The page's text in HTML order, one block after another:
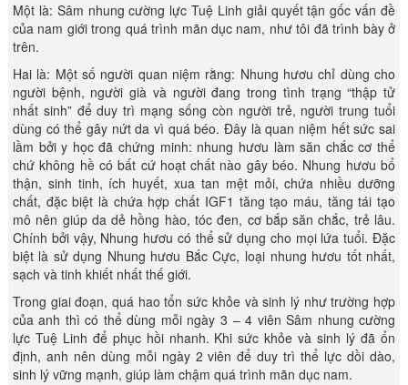
Một là: Sâm nhung cường lực Tuệ Linh giải quyết tận gốc vấn đề
của nam giới trong quá trình mãn dục nam, như tôi đã trình bày ở
trên.
Hai là: Một số người quan niệm rằng: Nhung hươu chỉ dùng cho
người bệnh, người già và người đang trong tình trạng “thập tử
nhất sinh” để duy trì mạng sống còn người trẻ, người trung tuổi
dùng có thể gây nứt da vì quá béo. Đây là quan niệm hết sức sai
lầm bởi y học đã chứng minh: nhung hươu làm săn chắc cơ thể
chứ không hề có bất cứ hoạt chất nào gây béo. Nhung hươu bổ
thận, sinh tinh, ích huyết, xua tan mệt mỏi, chứa nhiều dưỡng
chất, đặc biệt là chứa hợp chất IGF1 tăng tạo máu, tăng tái tạo
mô nên giúp da dẻ hồng hào, tóc đen, cơ bắp săn chắc, trẻ lâu.
Chính bởi vậy, Nhung hươu có thể sử dụng cho mọi lứa tuổi. Đặc
biệt là sử dụng Nhung hươu Bắc Cực, loại nhung hươu tốt nhất,
sạch và tinh khiết nhất thế giới.
Trong giai đoạn, quá hao tổn sức khỏe và sinh lý như trường hợp
của anh thì có thể dùng mỗi ngày 3 – 4 viên Sâm nhung cường
lực Tuệ Linh để phục hồi nhanh. Khi sức khỏe và sinh lý đã ổn
định, anh nên dùng mỗi ngày 2 viên để duy trì thể lực dồi dào,
sinh lý vững mạnh, giúp làm chậm quá trình mãn dục nam.